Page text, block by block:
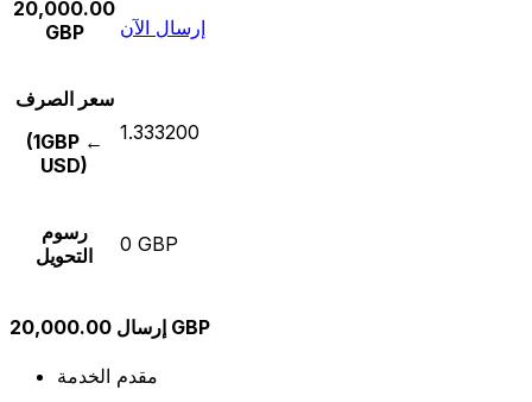
20,000.00
GBP
إرسال الآن
سعر الصرف
(1GBP ←
USD)
1.333200
رسوم
التحويل
0 GBP
إرسال 20,000.00 GBP
مقدم الخدمة